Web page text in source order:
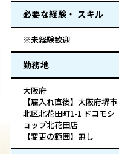
必要な経験・ スキル
※未経験歓迎
勤務地
大阪府
【雇入れ直後】大阪府堺市
北区北花田町1-1 ドコモシ
ョップ北花田店
【変更の範囲】無し